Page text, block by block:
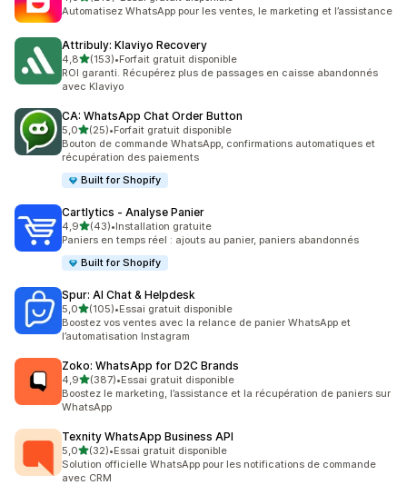
210 avis au total
Automatisez WhatsApp pour les ventes, le marketing et l’assistance
Attribuly: Klaviyo Recovery
4,8étoile(s) sur 5
(153)
153 avis au total
•Forfait gratuit disponible
ROI garanti. Récupérez plus de passages en caisse abandonnés
avec Klaviyo
CA: WhatsApp Chat Order Button
5,0étoile(s) sur 5
(25)
25 avis au total
•Forfait gratuit disponible
Bouton de commande WhatsApp, confirmations automatiques et
récupération des paiements
Built for Shopify
Cartlytics ‑ Analyse Panier
4,9étoile(s) sur 5
(43)
43 avis au total
•Installation gratuite
Paniers en temps réel : ajouts au panier, paniers abandonnés
Built for Shopify
Spur: AI Chat & Helpdesk
5,0étoile(s) sur 5
(105)
105 avis au total
•Essai gratuit disponible
Boostez vos ventes avec la relance de panier WhatsApp et
l’automatisation Instagram
Zoko: WhatsApp for D2C Brands
4,9étoile(s) sur 5
(387)
387 avis au total
•Essai gratuit disponible
Boostez le marketing, l’assistance et la récupération de paniers sur
WhatsApp
Texnity WhatsApp Business API
5,0étoile(s) sur 5
(32)
32 avis au total
•Essai gratuit disponible
Solution officielle WhatsApp pour les notifications de commande
avec CRM